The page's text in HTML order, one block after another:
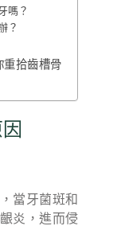
嗎？
？
重拾齒槽骨
當牙菌斑和
炎，進而侵